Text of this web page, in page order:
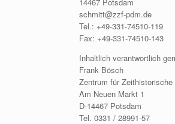
schmitt@zzf-pdm.de
Tel.: +49-331-74510-119
Fax: +49-331-74510-143
Inhaltlich verantwortlich
Frank Bösch
Zentrum für
Am Neuen Markt 1
D-14467 Potsdam
Tel. 0331 / 28991-57